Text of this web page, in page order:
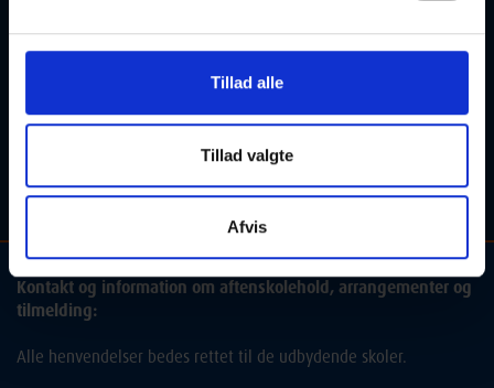
Tillad alle
Tillad valgte
Afvis
Kontakt kursusudbyder:
FOF Herning
E:info@fofherning.dk
Kontakt og information om aftenskolehold, arrangementer og
tilmelding:
Alle henvendelser bedes rettet til de udbydende skoler.